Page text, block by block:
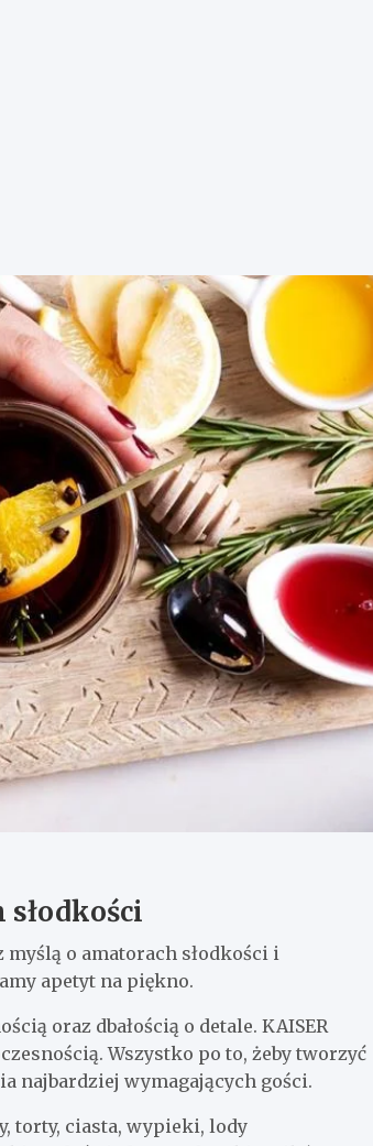
słodkości
o amatorach słodkości i
apetyt na piękno.
oraz dbałością o detale. KAISER
Wszystko po to, żeby tworzyć
najbardziej wymagających gości.
torty, ciasta, wypieki, lody